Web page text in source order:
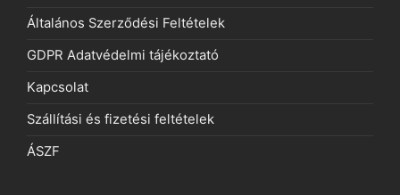
Általános Szerződési Feltételek
GDPR Adatvédelmi tájékoztató
Kapcsolat
Szállítási és fizetési feltételek
ÁSZF